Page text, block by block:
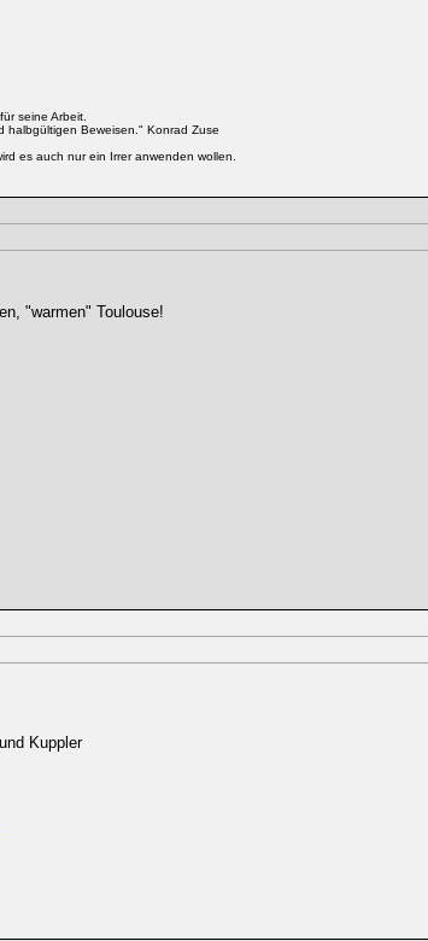
seine Arbeit.
halbgültigen Beweisen." Konrad Zuse
es auch nur ein Irrer anwenden wollen.
"warmen" Toulouse!
Kuppler